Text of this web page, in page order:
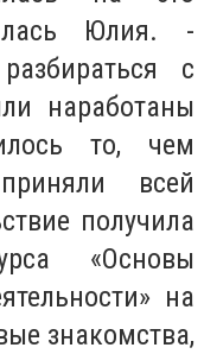
Юлия. -
с
наработаны
то, чем
всей
получила
«Основы
на
знакомства,